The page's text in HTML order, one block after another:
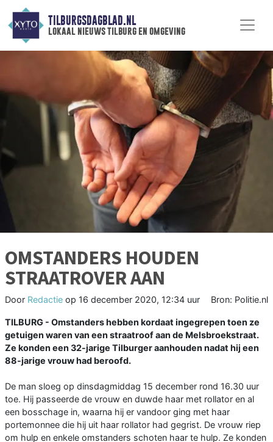
TILBURGSDAGBLAD.NL
lokaal nieuws tilburg en omgeving
OMSTANDERS HOUDEN
STRAATROVER AAN
Door Redactie op 16 december 2020, 12:34 uur Bron: Politie.nl
TILBURG - Omstanders hebben kordaat ingegrepen toen ze
getuigen waren van een straatroof aan de Melsbroekstraat.
Ze konden een 32-jarige Tilburger aanhouden nadat hij een
88-jarige vrouw had beroofd.
De man sloeg op dinsdagmiddag 15 december rond 16.30 uur
toe. Hij passeerde de vrouw en duwde haar met rollator en al
een bosschage in, waarna hij er vandoor ging met haar
portemonnee die hij uit haar rollator had gegrist. De vrouw riep
om hulp en enkele omstanders schoten haar te hulp. Ze konden